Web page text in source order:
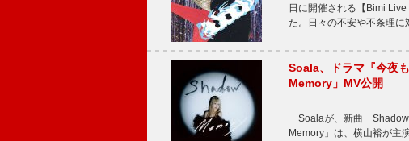
日に開催される【Bimi
た。日々の不安や不条理
Soala、ドラマ『今夜
Memory」MV公開
Soalaが、新曲「
Memory」は、横山裕が主